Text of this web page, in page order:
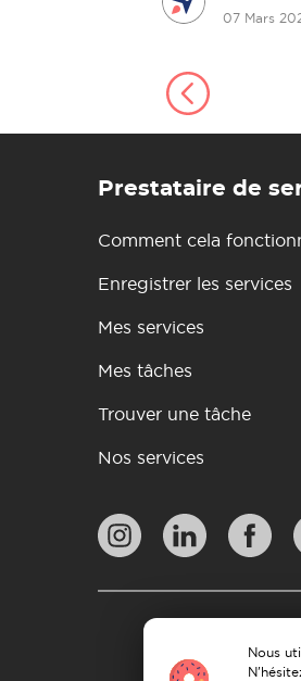
07 Mars
Prestataire de
Comment cela
Enregistrer les services
Mes services
Mes tâches
Trouver une tâche
Nos services
Nous